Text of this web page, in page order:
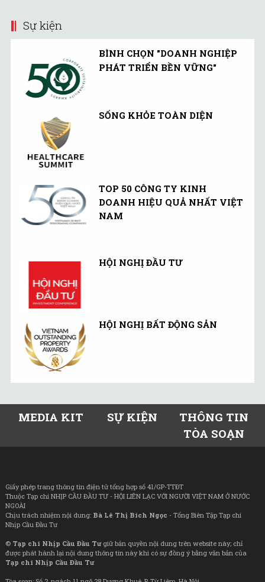
Sự kiện
BÌNH CHỌN "DOANH NGHIỆP
PHÁT TRIỂN BỀN VỮNG"
SỐNG KHỎE TOÀN DIỆN
TOP 50 CÔNG TY KINH
DOANH HIỆU QUẢ NHẤT VIỆT
NAM
HỘI NGHỊ ĐẦU TƯ
HỘI NGHỊ BẤT ĐỘNG SẢN
MEDIA KIT SỰ KIỆN
THÔNG TIN
TÒA SOẠN
Giấy phép trang thông tin điện tử tổng hợp số 41/GP-TTĐT
Thuộc Tạp chí NHỊP CẦU ĐẦU TƯ - HỘI LIÊN LẠC VỚI NGƯỜI VIỆT NAM Ở NƯỚC
NGOÀI
Chịu trách nhiệm nội dung: Bà Lê Thị Bích Ngọc - Tổng Biên Tập Tạp chí
Nhịp Cầu Đầu Tư
© Tạp chí Nhịp Cầu Đầu Tưgiữ bản quyền nội dung trên website này; chỉ
được phát hành lại nội dung thông tin này khi có sự đồng ý bằng văn bản của
Tạp chí Nhịp Cầu Đầu Tư